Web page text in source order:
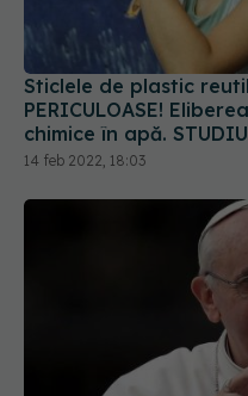
Sticlele de plastic
PERICULOASE!
chimice în apă. STUDIU
14 feb 2022, 18:03